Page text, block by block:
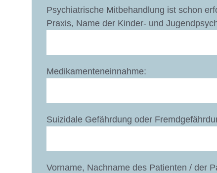
Psychiatrische Mitbehandlung ist schon
Praxis, Name der Kinder- und
Medikamenteneinnahme:
Suizidale Gefährdung oder
Vorname, Nachname des Patienten / der